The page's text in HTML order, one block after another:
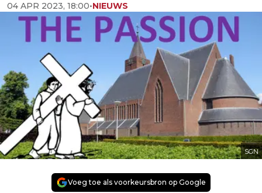
04 APR 2023, 18:00•NIEUWS
SGN
Voeg toe als voorkeursbron op Google